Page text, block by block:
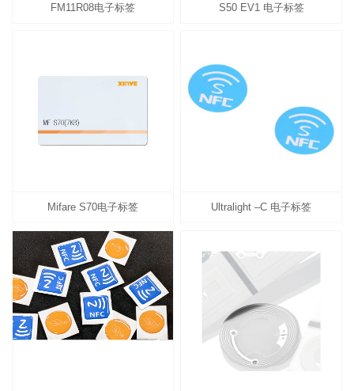
FM11R08电子标签 S50 EV1 电子标签
Mifare S70电子标签 Ultralight –C 电子标签